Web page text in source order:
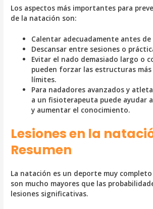
Los aspectos más importantes para
de la natación son:
Calentar adecuadamente antes de
Descansar entre sesiones o
Evitar el nado demasiado largo o
pueden forzar las estructuras más
límites.
Para nadadores avanzados y
a un fisioterapeuta puede ayudar
y aumentar el conocimiento.
Lesiones en la
Resumen
La natación es un deporte muy
son mucho mayores que las
lesiones significativas.